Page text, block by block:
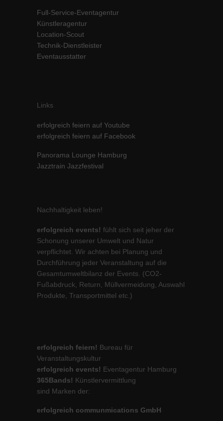
Full-Service-Eventagentur
Künstleragentur
Location-Scout
Technik-Dienstleister
Eventausstatter
Links
erfolgreich feiern auf Youtube
erfolgreich feiern auf Facebook
Panorama Lounge Hamburg
Jazztrain Jazzfestival
Nachhaltigkeit leben!
erfolgreich events! fühlt sich seit jeher der
Schonung unserer Umwelt und Natur
verpflichtet. Wir achten bei Planung und
Durchführung jeder Veranstaltung auf die
Gesamtumweltbilanz der Events. (CO2-
Fußabdruck, Return, Müllvermeidung, Auswahl
Produkte, Transportmittel etc.)
erfolgreich feiern! Bureau für
Veranstaltungskultur
erfolgreich events! Eventagentur Hamburg
365Bands! Künstlervermittlung
sind Marken der:
erfolgreich communmications GmbH